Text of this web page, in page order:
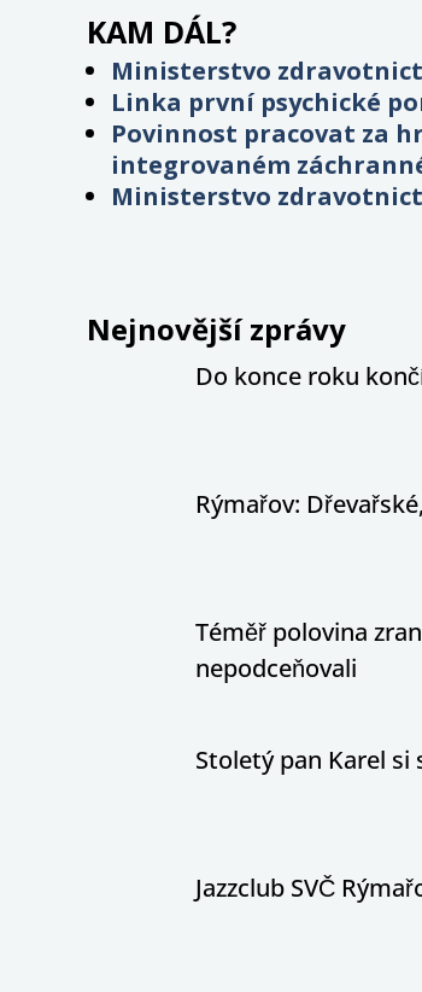
KAM DÁL?
Ministerstvo
Linka první psychické
Povinnost pracovat za
integrovaném
Ministerstvo
Nejnovější zprávy
Do konce roku
Rýmařov:
Téměř polovina
nepodceňovali
Stoletý pan Karel si
Jazzclub SVČ